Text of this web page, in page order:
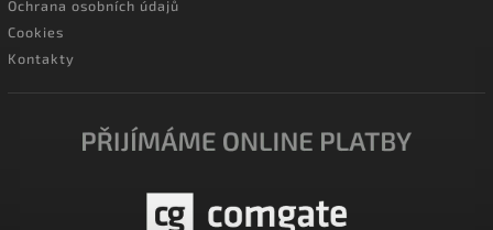
Ochrana osobních údajů
Cookies
Kontakty